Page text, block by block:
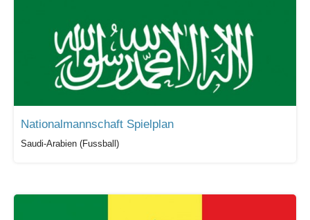
Nationalmannschaft Spielplan
Saudi-Arabien (Fussball)